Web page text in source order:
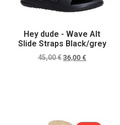
Hey dude - Wave Alt
Slide Straps Black/grey
45,00€36,00€